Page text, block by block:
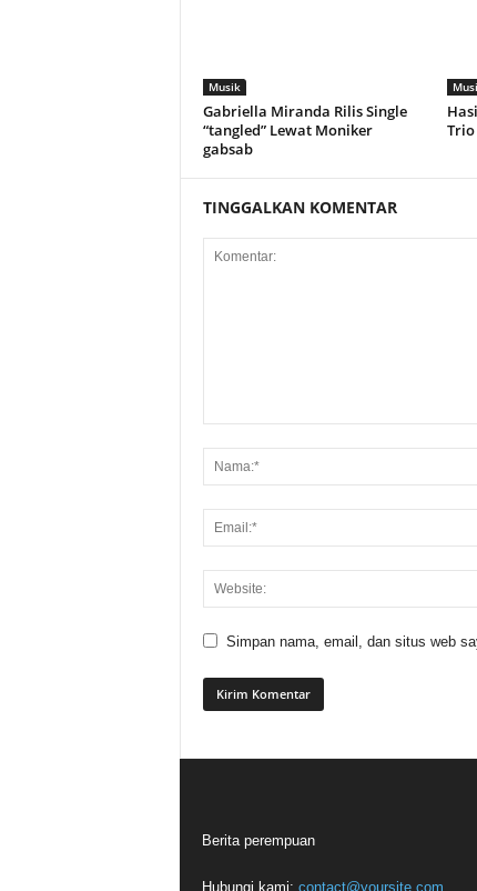
Musik
Gabriella Miranda Rilis Single
“tangled” Lewat Moniker
gabsab
Trio
TINGGALKAN KOMENTAR
Simpan nama, email, dan situs web
Berita perempuan
Hubungi kami: contact@yoursite.com